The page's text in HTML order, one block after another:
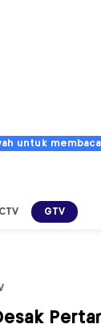
untuk membaca
GTV